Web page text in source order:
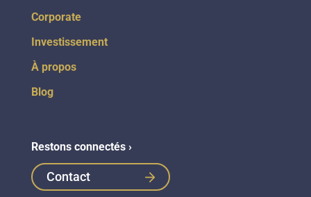
Corporate
Investissement
À propos
Blog
Restons connectés ›
Contact